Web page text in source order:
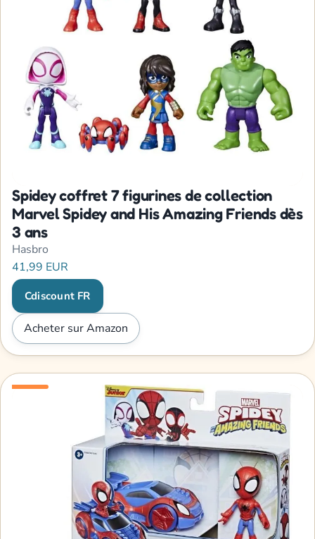
Spidey coffret 7 figurines de collection
Marvel Spidey and His Amazing Friends dès
3 ans
Hasbro
41,99 EUR
Cdiscount FR
Acheter sur Amazon